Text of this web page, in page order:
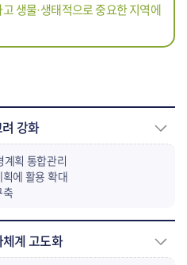
생물·생태적으로 중요한 지역에
강화
획 통합관리
에 활용 확대
축
계 고도화